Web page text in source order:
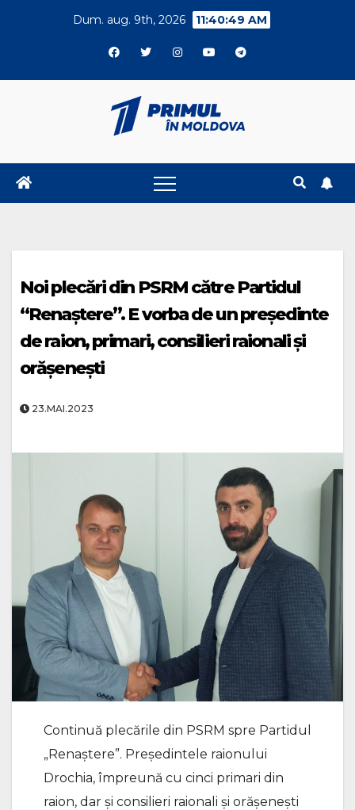
Dum. aug. 9th, 2026 11:40:50 AM
Noi plecări din PSRM către Partidul
“Renaștere”. E vorba de un președinte
de raion, primari, consilieri raionali și
orășenești
23.MAI.2023
Continuă plecările din PSRM spre Partidul
„Renaștere”. Președintele raionului
Drochia, împreună cu cinci primari din
raion, dar și consilieri raionali și orășenești